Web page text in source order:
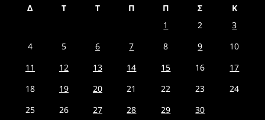
Δ Τ Τ Π Π Σ
Κ
1
2
3
4
5 6 7 8 9
10
11
12 13 14 15 16
17
18
19 20 21 22 23
24
25
26 27 28 29
30